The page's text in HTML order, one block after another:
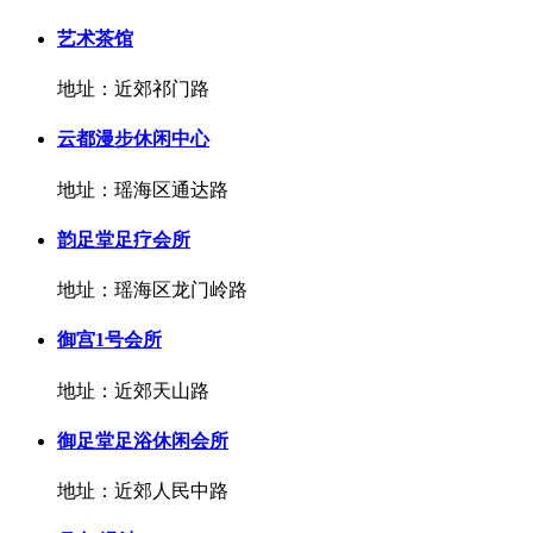
艺术茶馆
地址：近郊祁门路
云都漫步休闲中心
地址：瑶海区通达路
韵足堂足疗会所
地址：瑶海区龙门岭路
御宫1号会所
地址：近郊天山路
御足堂足浴休闲会所
地址：近郊人民中路